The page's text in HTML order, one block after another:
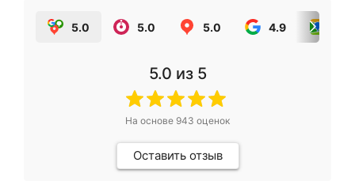
5.0 5.0 5.0 4.9
5.0 из 5
На основе 943 оценок
Оставить отзыв